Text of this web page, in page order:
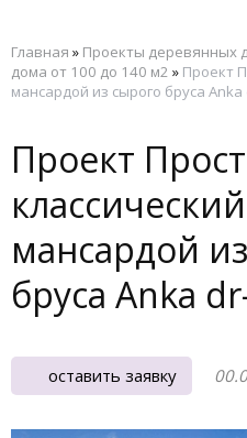
Главная » Проекты деревянных
дома от 100 до 140 м2 » Проект
мансардой из сырого бруса Anka
Проект
мансардой
бруса Anka
оставить заявку